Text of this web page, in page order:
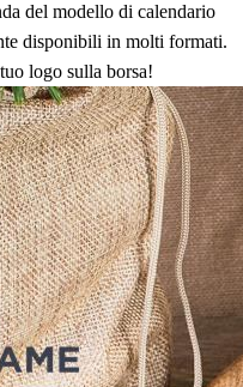
del modello di calendario
disponibili in molti formati.
logo sulla borsa!